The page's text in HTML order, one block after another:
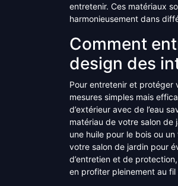
entretenir. Ces matériaux
harmonieusement dans
Comment
design des
Pour entretenir et protéger
mesures simples mais
d’extérieur avec de l’eau
matériau de votre salon
une huile pour le bois ou
votre salon de jardin pour
d’entretien et de
en profiter pleinement au fil